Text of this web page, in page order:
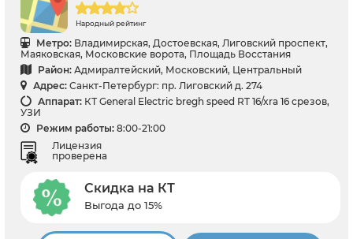
Народный рейтинг
Метро: Владимирская, Достоевская, Лиговский проспект,
Маяковская, Московские ворота, Площадь Восстания
Район: Адмиралтейский, Московский, Центральный
Адрес: Санкт-Петербург: пр. Лиговский д. 274
Аппарат: КТ General Electric bregh speed RT 16/xra 16 срезов,
УЗИ
Режим работы: 8:00-21:00
Лицензия
проверена
Скидка на КТ
Выгода до 15%